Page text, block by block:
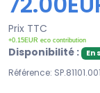
Prix TTC
+0.15EUR eco contribution
Disponibilité : En
Référence: SP.81101.001